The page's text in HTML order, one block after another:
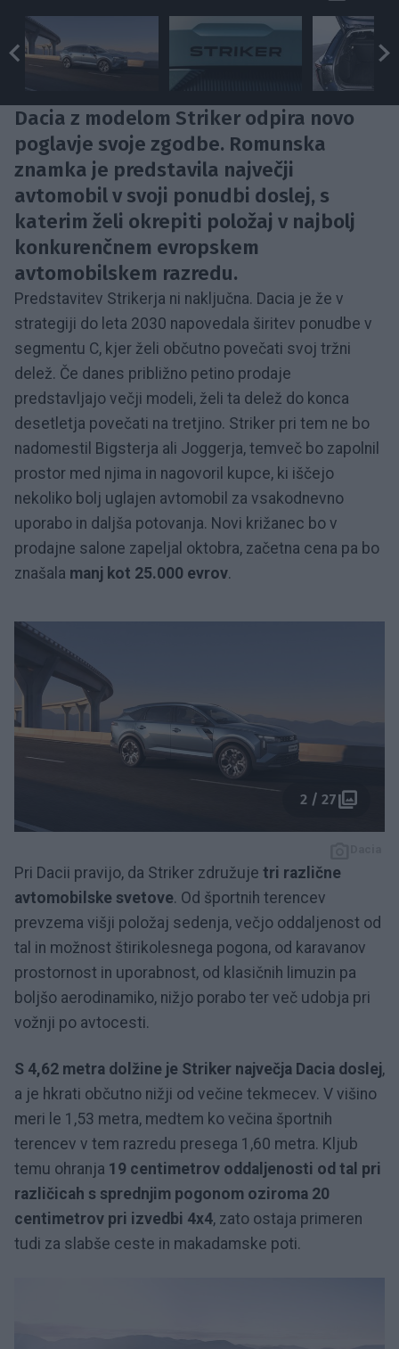
Dacia z modelom Striker odpira novo
poglavje svoje zgodbe. Romunska
znamka je predstavila največji
avtomobil v svoji ponudbi doslej, s
katerim želi okrepiti položaj v najbolj
konkurenčnem evropskem
avtomobilskem razredu.
Predstavitev Strikerja ni naključna. Dacia je že v
strategiji do leta 2030 napovedala širitev ponudbe v
segmentu C, kjer želi občutno povečati svoj tržni
delež. Če danes približno petino prodaje
predstavljajo večji modeli, želi ta delež do konca
desetletja povečati na tretjino. Striker pri tem ne bo
nadomestil Bigsterja ali Joggerja, temveč bo zapolnil
prostor med njima in nagovoril kupce, ki iščejo
nekoliko bolj uglajen avtomobil za vsakodnevno
uporabo in daljša potovanja. Novi križanec bo v
prodajne salone zapeljal oktobra, začetna cena pa bo
znašala manj kot 25.000 evrov.
2 / 27
Pri Dacii pravijo, da Striker združuje tri različne
avtomobilske svetove. Od športnih terencev
prevzema višji položaj sedenja, večjo oddaljenost od
tal in možnost štirikolesnega pogona, od karavanov
prostornost in uporabnost, od klasičnih limuzin pa
boljšo aerodinamiko, nižjo porabo ter več udobja pri
vožnji po avtocesti.
S 4,62 metra dolžine je Striker največja Dacia doslej,
a je hkrati občutno nižji od večine tekmecev. V višino
meri le 1,53 metra, medtem ko večina športnih
terencev v tem razredu presega 1,60 metra. Kljub
temu ohranja 19 centimetrov oddaljenosti od tal pri
različicah s sprednjim pogonom oziroma 20
centimetrov pri izvedbi 4x4, zato ostaja primeren
tudi za slabše ceste in makadamske poti.